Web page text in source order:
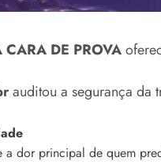
DE PROVA
auditou a segurança da
a dor principal de quem